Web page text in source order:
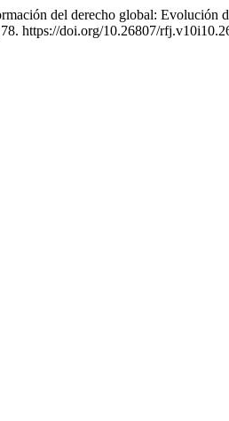
del derecho global: Evolución
https://doi.org/10.26807/